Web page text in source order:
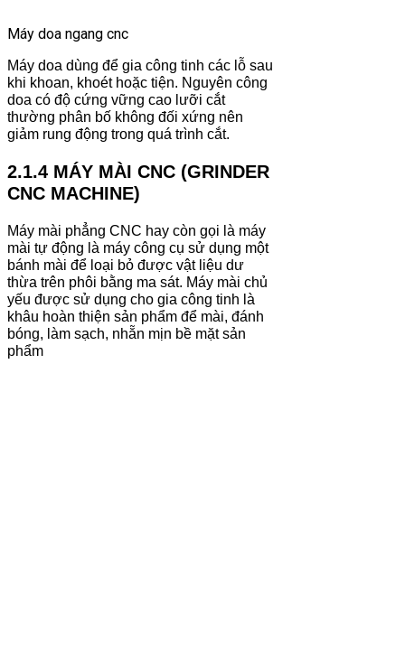
Máy doa ngang cnc
Máy doa dùng để gia công tinh các lỗ sau
khi khoan, khoét hoặc tiện. Nguyên công
doa có độ cứng vững cao lưỡi cắt
thường phân bố không đối xứng nên
giảm rung động trong quá trình cắt.
2.1.4 MÁY MÀI CNC (GRINDER
CNC MACHINE)
Máy mài phẳng CNC hay còn gọi là máy
mài tự động là máy công cụ sử dụng một
bánh mài để loại bỏ được vật liệu dư
thừa trên phôi bằng ma sát. Máy mài chủ
yếu được sử dụng cho gia công tinh là
khâu hoàn thiện sản phẩm để mài, đánh
bóng, làm sạch, nhẵn mịn bề mặt sản
phẩm